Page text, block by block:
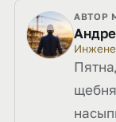
АВТОР